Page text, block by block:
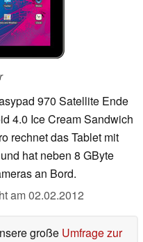
970 Satellite Ende
4.0 Ice Cream Sandwich
rechnet das Tablet mit
hat neben 8 GByte
an Bord.
am02.02.2012
große Umfrage zur